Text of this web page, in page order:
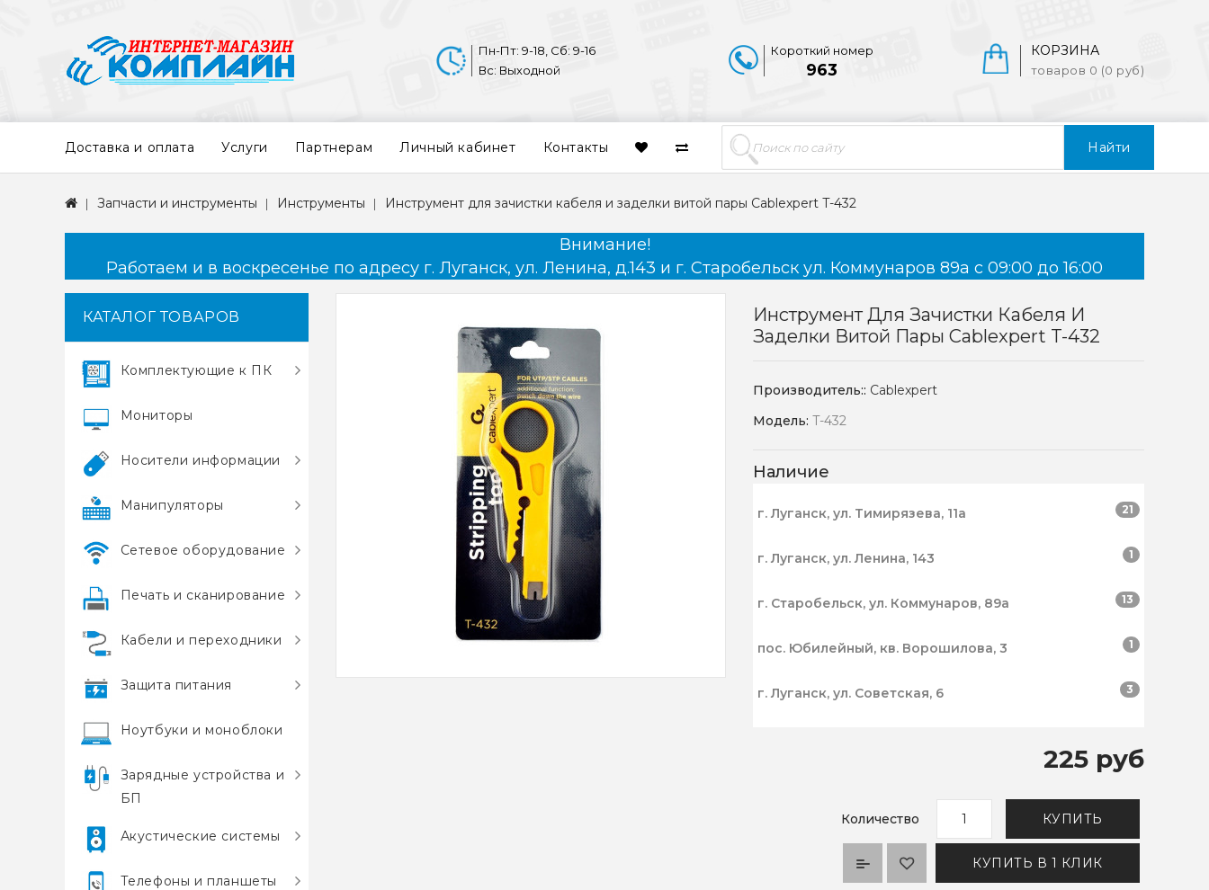
Найти
КОРЗИНА
товаров 0 (0 руб)
Короткий номер
963
Пн-Пт: 9-18, Сб: 9-16
Вс: Выходной
Доставка и оплата Услуги Партнерам Личный кабинет Контакты
Запчасти и инструменты Инструменты Инструмент для зачистки кабеля и заделки витой пары Cablexpert T-432
Внимание!
Работаем и в воскресенье по адресу г. Луганск, ул. Ленина, д.143 и г. Старобельск ул. Коммунаров 89а с 09:00 до 16:00
КАТАЛОГ ТОВАРОВ
Комплектующие к ПК
Мониторы
Носители информации
Манипуляторы
Сетевое оборудование
Печать и сканирование
Кабели и переходники
Защита питания
Ноутбуки и моноблоки
Зарядные устройства и
БП
Акустические системы
Телефоны и планшеты
Инструмент Для Зачистки Кабеля И
Заделки Витой Пары Cablexpert T-432
Производитель:: Cablexpert
Модель:T-432
Наличие
г. Луганск, ул. Тимирязева, 11а 21
г. Луганск, ул. Ленина, 143 1
г. Старобельск, ул. Коммунаров, 89а 13
пос. Юбилейный, кв. Ворошилова, 3 1
г. Луганск, ул. Советская, 6 3
225 руб
Количество КУПИТЬ
КУПИТЬ В 1 КЛИК